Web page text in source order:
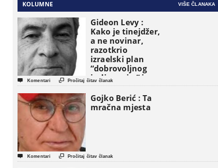
KOLUMNE VIŠE ČLANAKA
Gideon Levy :
Kako je tinejdžer,
a ne novinar,
razotkrio
izraelski plan
“dobrovoljnog
iseljavanja ” iz
Gaze
 Komentari  Pročitaj čitav članak
Gojko Berić : Ta
mračna mjesta
 Komentari  Pročitaj čitav članak